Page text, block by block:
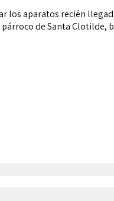
aparatos recién
de Santa Clotilde,